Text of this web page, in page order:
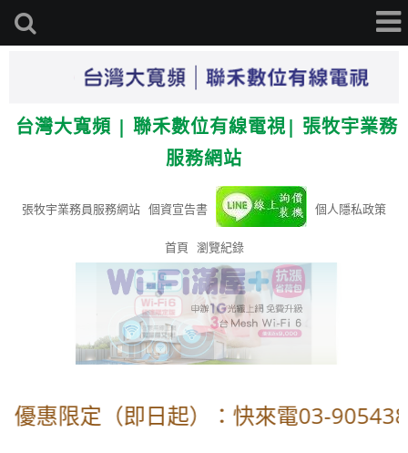
台灣大寬頻 | 聯禾數位有線電視| 張牧宇業務
服務網站
張牧宇業務員服務網站 個資宣告書 個人隱私政策
首頁 瀏覽紀錄
惠限定（即日起）：快來電03-